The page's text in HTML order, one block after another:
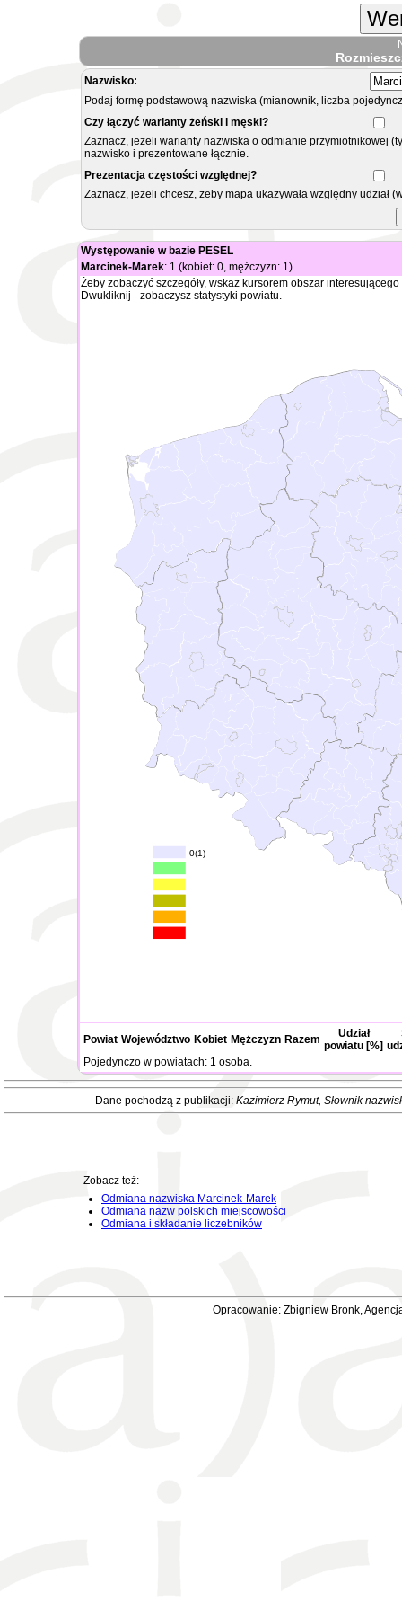
Nazwisko:
Podaj formę podstawową nazwiska (mianownik, liczba
Czy łączyć warianty żeński i męski?
Zaznacz, jeżeli warianty nazwiska o odmianie przymiotnikowej
nazwisko i prezentowane łącznie.
Prezentacja częstości względnej?
Zaznacz, jeżeli chcesz, żeby mapa ukazywała względny
Występowanie w bazie PESEL
Marcinek-Marek: 1 (kobiet: 0, mężczyzn: 1)
Żeby zobaczyć szczegóły, wskaż kursorem obszar
Dwukliknij - zobaczysz statystyki powiatu.
0(1)
Powiat Województwo Kobiet Mężczyzn Razem
Udział
powiatu [%]
Pojedynczo w powiatach: 1 osoba.
Dane pochodzą z publikacji: Kazimierz Rymut, Słownik
Zobacz też:
Odmiana nazwiska Marcinek-Marek
Odmiana nazw polskich miejscowości
Odmiana i składanie liczebników
Opracowanie: Zbigniew Bronk,